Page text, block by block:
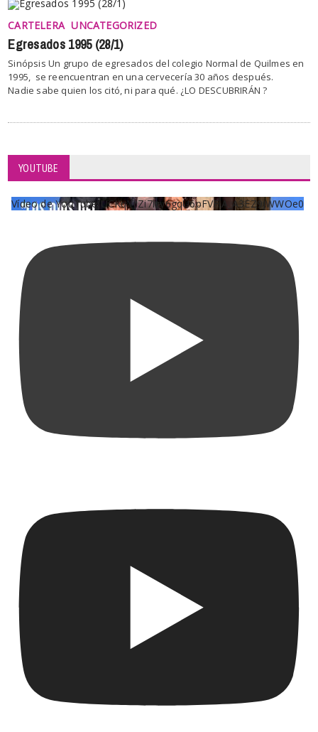
CARTELERA UNCATEGORIZED
Egresados 1995 (28/1)
Sinópsis Un grupo de egresados del colegio Normal de Quilmes en
1995, se reencuentran en una cervecería 30 años después.
Nadie sabe quien los citó, ni para qué. ¿LO DESCUBRIRÁN ?
YOUTUBE
Vídeo de YouTube UCKqYjiZi7lzy6gqU6pFVFiA_A3EZ9JWWOe0